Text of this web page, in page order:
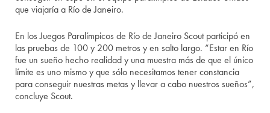
que viajaría a Río de Janeiro.
En los Juegos Paralímpicos de Río de Janeiro Scout participó en
las pruebas de 100 y 200 metros y en salto largo. “Estar en Río
fue un sueño hecho realidad y una muestra más de que el único
límite es uno mismo y que sólo necesitamos tener constancia
para conseguir nuestras metas y llevar a cabo nuestros sueños”,
concluye Scout.